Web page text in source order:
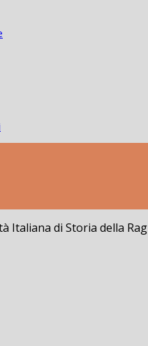
Italiana di Storia della